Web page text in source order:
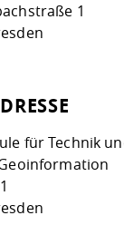
1
für Technik